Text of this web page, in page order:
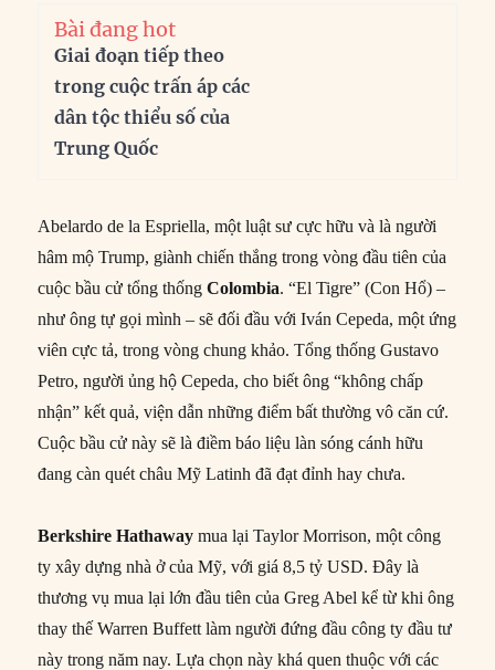
Bài đang hot
Giai đoạn tiếp theo
trong cuộc trấn áp các
dân tộc thiểu số của
Trung Quốc
Abelardo de la Espriella, một luật sư cực hữu và là người
hâm mộ Trump, giành chiến thắng trong vòng đầu tiên của
cuộc bầu cử tổng thốngColombia. “El Tigre” (Con Hổ) –
như ông tự gọi mình – sẽ đối đầu với Iván Cepeda, một ứng
viên cực tả, trong vòng chung khảo. Tổng thống Gustavo
Petro, người ủng hộ Cepeda, cho biết ông “không chấp
nhận” kết quả, viện dẫn những điểm bất thường vô căn cứ.
Cuộc bầu cử này sẽ là điềm báo liệu làn sóng cánh hữu
đang càn quét châu Mỹ Latinh đã đạt đỉnh hay chưa.
Berkshire Hathaway mua lại Taylor Morrison, một công
ty xây dựng nhà ở của Mỹ, với giá 8,5 tỷ USD. Đây là
thương vụ mua lại lớn đầu tiên của Greg Abel kể từ khi ông
thay thế Warren Buffett làm người đứng đầu công ty đầu tư
này trong năm nay. Lựa chọn này khá quen thuộc với các